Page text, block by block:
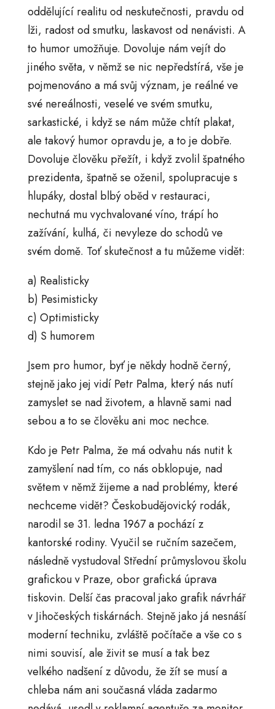
oddělující realitu od neskutečnosti, pravdu od
lži, radost od smutku, laskavost od nenávisti. A
to humor umožňuje. Dovoluje nám vejít do
jiného světa, v němž se nic nepředstírá, vše je
pojmenováno a má svůj význam, je reálné ve
své nereálnosti, veselé ve svém smutku,
sarkastické, i když se nám může chtít plakat,
ale takový humor opravdu je, a to je dobře.
Dovoluje člověku přežít, i když zvolil špatného
prezidenta, špatně se oženil, spolupracuje s
hlupáky, dostal blbý oběd v restauraci,
nechutná mu vychvalované víno, trápí ho
zažívání, kulhá, či nevyleze do schodů ve
svém domě. Toť skutečnost a tu můžeme vidět:
a) Realisticky
b) Pesimisticky
c) Optimisticky
d) S humorem
Jsem pro humor, byť je někdy hodně černý,
stejně jako jej vidí Petr Palma, který nás nutí
zamyslet se nad životem, a hlavně sami nad
sebou a to se člověku ani moc nechce.
Kdo je Petr Palma, že má odvahu nás nutit k
zamyšlení nad tím, co nás obklopuje, nad
světem v němž žijeme a nad problémy, které
nechceme vidět? Českobudějovický rodák,
narodil se 31. ledna 1967 a pochází z
kantorské rodiny. Vyučil se ručním sazečem,
následně vystudoval Střední průmyslovou školu
grafickou v Praze, obor grafická úprava
tiskovin. Delší čas pracoval jako grafik návrhář
v Jihočeských tiskárnách. Stejně jako já nesnáší
moderní techniku, zvláště počítače a vše co s
nimi souvisí, ale živit se musí a tak bez
velkého nadšení z důvodu, že žít se musí a
chleba nám ani současná vláda zadarmo